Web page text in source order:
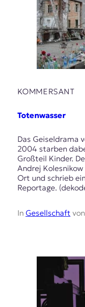
KOMMERSANT
Totenwasser
Das Geiseldrama
2004 starben
Großteil Kinder.
Andrej
Ort und schrieb
Reportage.
In Gesellschaft von